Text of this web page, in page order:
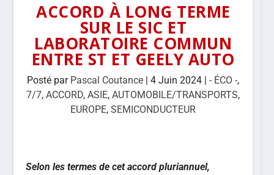
ACCORD À LONG TERME
SUR LE SIC ET
LABORATOIRE COMMUN
ENTRE ST ET GEELY AUTO
Posté par Pascal Coutance |4 Juin 2024 |- ÉCO -,
7/7,ACCORD,ASIE,AUTOMOBILE/TRANSPORTS,
EUROPE,SEMICONDUCTEUR
Selon les termes de cet accord pluriannuel,